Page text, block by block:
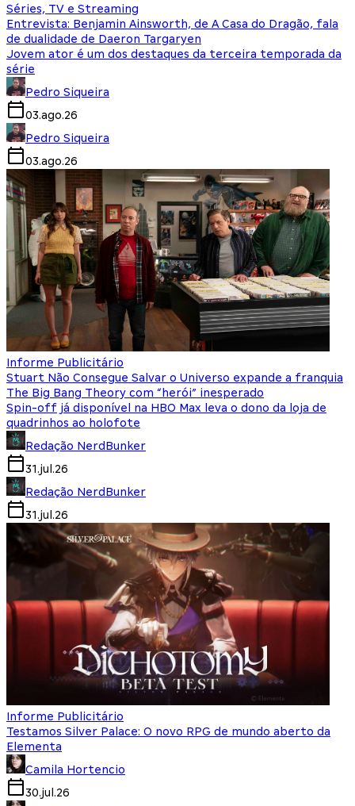
Séries, TV e Streaming
Entrevista: Benjamin Ainsworth, de A Casa do Dragão, fala
de dualidade de Daeron Targaryen
Jovem ator é um dos destaques da terceira temporada da
série
Pedro Siqueira
03.ago.26
Pedro Siqueira
03.ago.26
Informe Publicitário
Stuart Não Consegue Salvar o Universo expande a franquia
The Big Bang Theory com “herói” inesperado
Spin-off já disponível na HBO Max leva o dono da loja de
quadrinhos ao holofote
Redação NerdBunker
31.jul.26
Redação NerdBunker
31.jul.26
Informe Publicitário
Testamos Silver Palace: O novo RPG de mundo aberto da
Elementa
Camila Hortencio
30.jul.26